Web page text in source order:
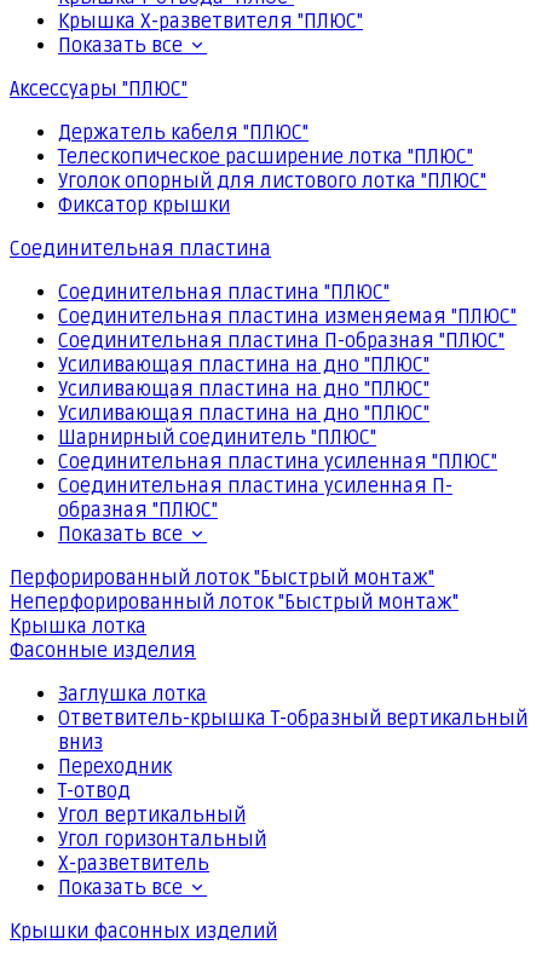
Крышка Х-разветвителя "ПЛЮС"
Показать все
Аксессуары "ПЛЮС"
Держатель кабеля "ПЛЮС"
Телескопическое расширение лотка "ПЛЮС"
Уголок опорный для листового лотка "ПЛЮС"
Фиксатор крышки
Соединительная пластина
Соединительная пластина "ПЛЮС"
Соединительная пластина изменяемая "ПЛЮС"
Соединительная пластина П-образная "ПЛЮС"
Усиливающая пластина на дно "ПЛЮС"
Усиливающая пластина на дно "ПЛЮС"
Усиливающая пластина на дно "ПЛЮС"
Шарнирный соединитель "ПЛЮС"
Соединительная пластина усиленная "ПЛЮС"
Соединительная пластина усиленная П-
образная "ПЛЮС"
Показать все
Перфорированный лоток "Быстрый монтаж"
Неперфорированный лоток "Быстрый монтаж"
Крышка лотка
Фасонные изделия
Заглушка лотка
Ответвитель-крышка Т-образный вертикальный
вниз
Переходник
Т-отвод
Угол вертикальный
Угол горизонтальный
Х-разветвитель
Показать все
Крышки фасонных изделий